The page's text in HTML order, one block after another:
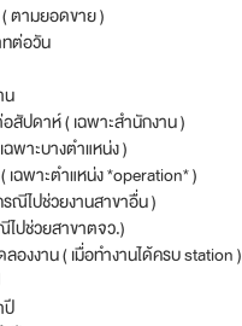
ตามยอดขาย )
ต่อวัน
น
สัปดาห์ ( เฉพาะสำนักงาน )
พาะบางตำแหน่ง )
เฉพาะตำแหน่ง *operation* )
ณีไปช่วยงานสาขาอื่น )
ปช่วยสาขาตจว.)
องงาน ( เมื่อทำงานได้ครบ station )
ปี